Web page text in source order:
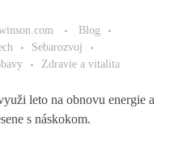
Blog
Sebarozvoj
Zdravie a vitalita
leto na obnovu energie a
s náskokom.